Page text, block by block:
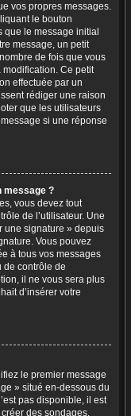
vos propres messages.
le bouton
que le message initial
message, un petit
de fois que vous
modification. Ce petit
effectuée par un
rédiger une raison
que les utilisateurs
si une réponse
message ?
vous devez tout
de l’utilisateur. Une
une signature » depuis
Vous pouvez
à tous vos messages
de contrôle de
il ne vous sera plus
d’insérer votre
le premier message
» situé en-dessous du
pas disponible, il est
des sondages.